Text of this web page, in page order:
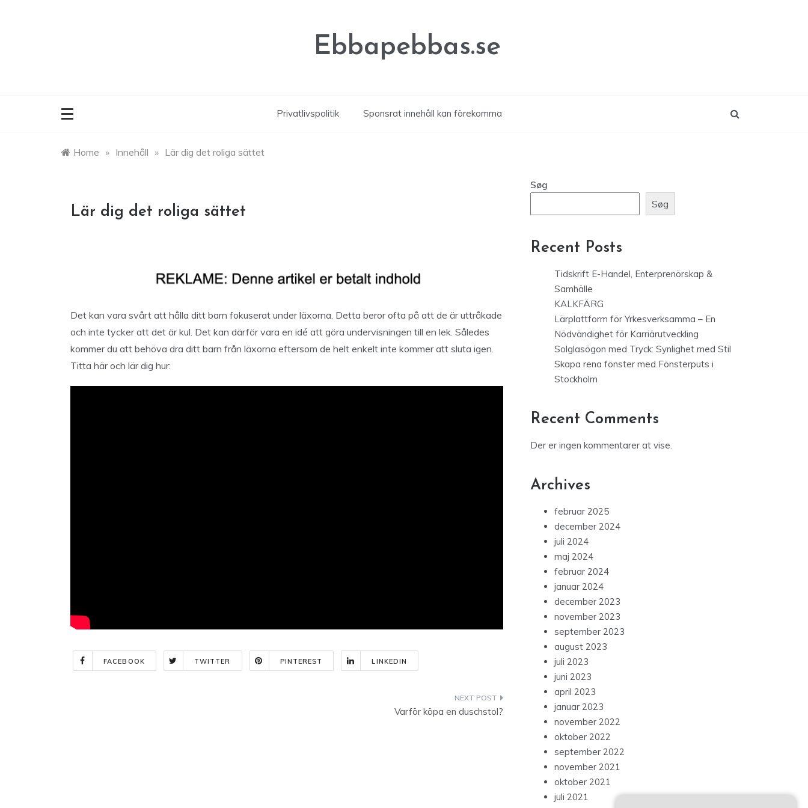
Ebbapebbas.se
Privatlivspolitik Sponsrat innehåll kan förekomma
Home » Innehåll » Lär dig det roliga sättet
Lär dig det roliga sättet
Det kan vara svårt att hålla ditt barn fokuserat under läxorna. Detta beror ofta på att de är uttråkade
och inte tycker att det är kul. Det kan därför vara en idé att göra undervisningen till en lek. Således
kommer du att behöva dra ditt barn från läxorna eftersom de helt enkelt inte kommer att sluta igen.
Titta här och lär dig hur:
FACEBOOK TWITTER PINTEREST LINKEDIN
Varför köpa en duschstol?
Søg
Søg
Recent Posts
Tidskrift E-Handel, Enterprenörskap &
Samhälle
KALKFÄRG
Lärplattform för Yrkesverksamma – En
Nödvändighet för Karriärutveckling
Solglasögon med Tryck: Synlighet med Stil
Skapa rena fönster med Fönsterputs i
Stockholm
Recent Comments
Der er ingen kommentarer at vise.
Archives
februar 2025
december 2024
juli 2024
maj 2024
februar 2024
januar 2024
december 2023
november 2023
september 2023
august 2023
juli 2023
juni 2023
april 2023
januar 2023
november 2022
oktober 2022
september 2022
november 2021
oktober 2021
juli 2021